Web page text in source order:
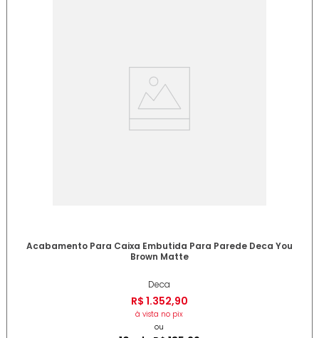
Acabamento Para Caixa Embutida Para Parede Deca You
Brown Matte
Deca
R$ 1.352,90
à vista no pix
ou